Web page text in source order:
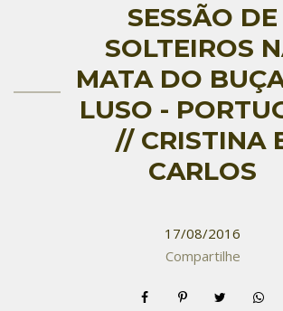
SESSÃO DE
SOLTEIROS
MATA DO
LUSO -
// CRISTINA
CARLOS
17/08/2016
Compartilhe